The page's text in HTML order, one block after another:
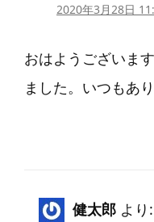
2020年3月28日
おはようございま
ました。いつもあ
健太郎 より: